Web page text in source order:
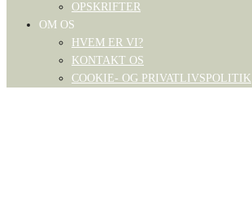
OPSKRIFTER
OM OS
HVEM ER VI?
KONTAKT OS
COOKIE- OG PRIVATLIVSPOLITIK